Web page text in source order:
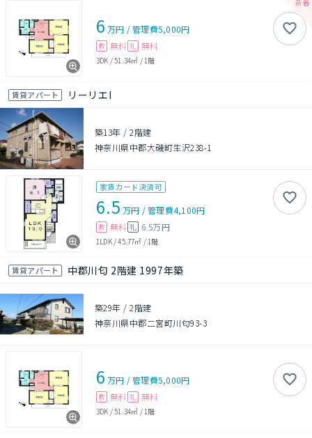
6 万円 /管理費5,000円
敷 無料 礼 無料
3DK /51.34㎡ / 1階
賃貸アパート リーリエI
築13年 /2階建
神奈川県中郡大磯町生沢238-1
家賃カード決済可
6.5 万円 /管理費4,100円
敷 無料 礼 6.5万円
1LDK/45.77㎡ /1階
賃貸アパート 中郡川匂 2階建 1997年築
築29年 /2階建
神奈川県中郡二宮町川匂93-3
6 万円 /管理費5,000円
敷 無料 礼 無料
3DK /51.34㎡ / 1階